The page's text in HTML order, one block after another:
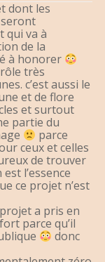
dont les
qui va à
de la
à honorer
très
c’est aussi le
et de flore
et surtout
partie du
parce
ceux et celles
de trouver
l’essence
ce projet n’est
a pris en
parce qu’il
donc